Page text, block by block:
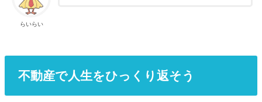
らいらい
不動産で人生をひっくり返そう